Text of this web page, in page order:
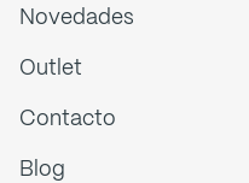
Novedades
Outlet
Contacto
Blog